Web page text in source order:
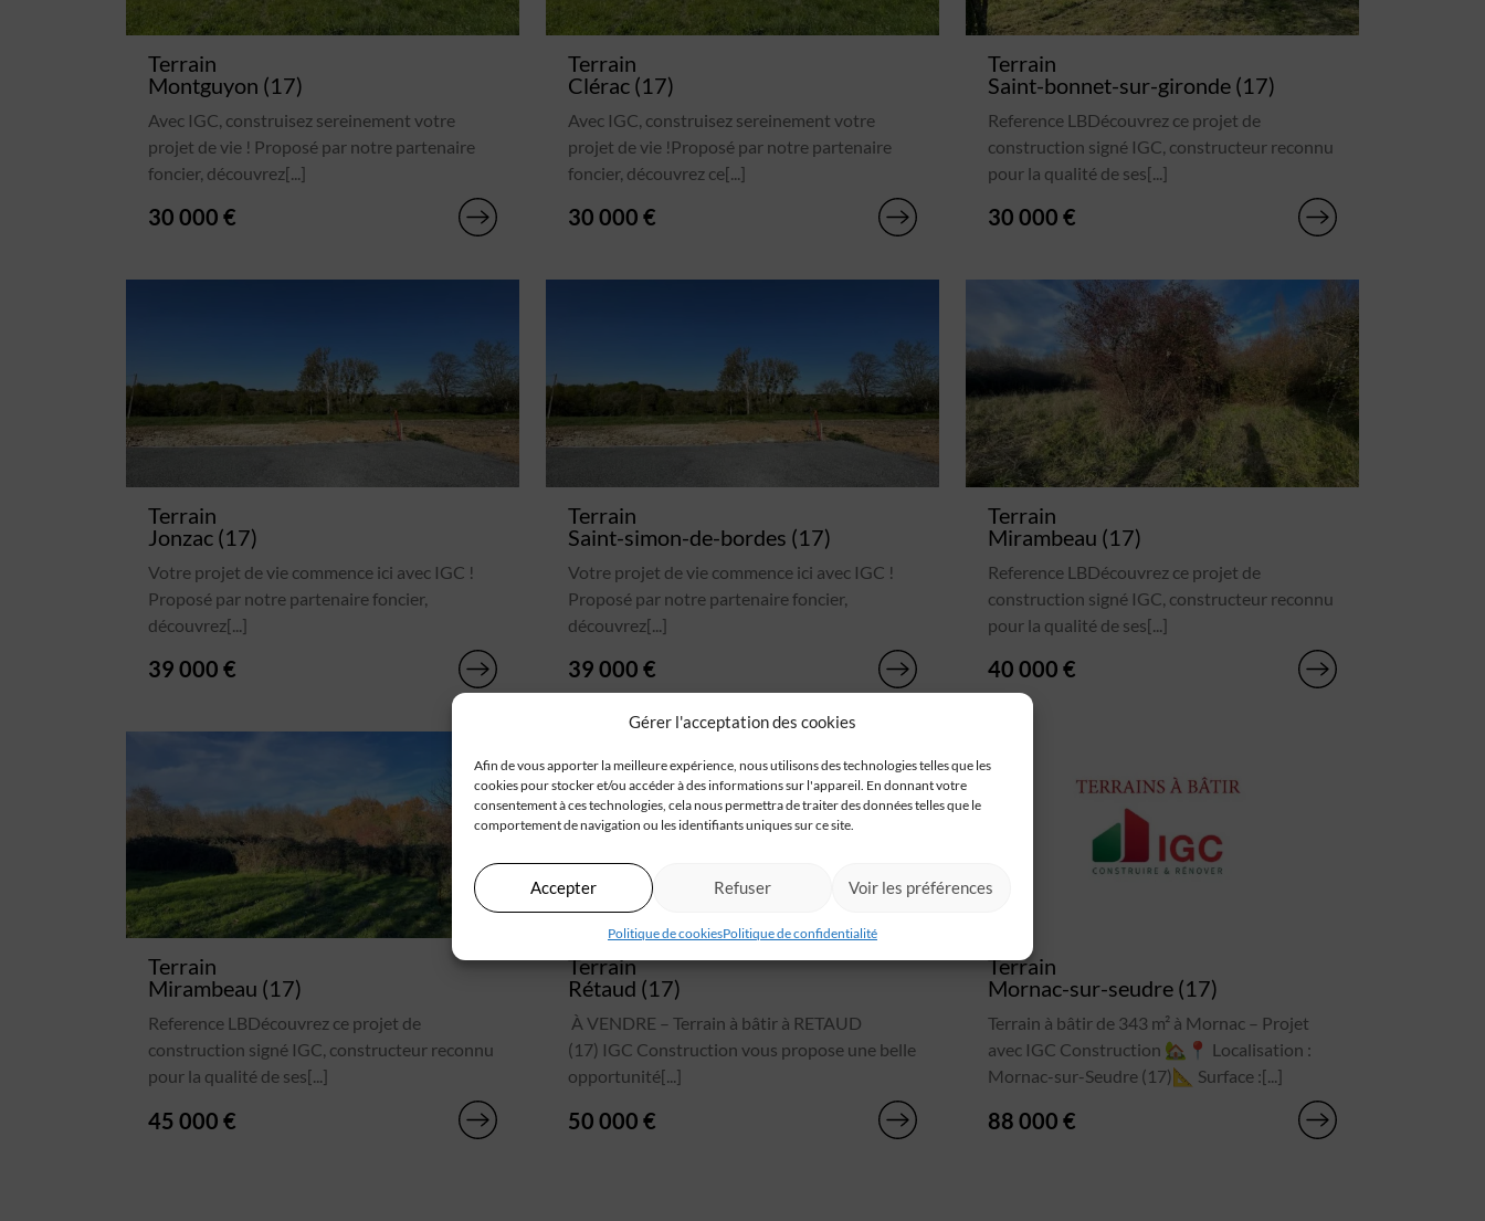
Gérer l'acceptation des cookies
Afin de vous apporter la meilleure expérience, nous utilisons des technologies telles que les
cookies pour stocker et/ou accéder à des informations sur l'appareil. En donnant votre
consentement à ces technologies, cela nous permettra de traiter des données telles que le
comportement de navigation ou les identifiants uniques sur ce site.
Accepter Refuser Voir les préférences
Politique de cookiesPolitique de confidentialité
Terrain
Montguyon (17)
Avec IGC, construisez sereinement votre
projet de vie ! Proposé par notre partenaire
foncier, découvrez[...]
30 000 €
Terrain
Clérac (17)
Avec IGC, construisez sereinement votre
projet de vie !Proposé par notre partenaire
foncier, découvrez ce[...]
30 000 €
Terrain
Saint-bonnet-sur-gironde (17)
Reference LBDécouvrez ce projet de
construction signé IGC, constructeur reconnu
pour la qualité de ses[...]
30 000 €
Terrain
Jonzac (17)
Votre projet de vie commence ici avec IGC !
Proposé par notre partenaire foncier,
découvrez[...]
39 000 €
Terrain
Saint-simon-de-bordes (17)
Votre projet de vie commence ici avec IGC !
Proposé par notre partenaire foncier,
découvrez[...]
39 000 €
Terrain
Mirambeau (17)
Reference LBDécouvrez ce projet de
construction signé IGC, constructeur reconnu
pour la qualité de ses[...]
40 000 €
Terrain
Mirambeau (17)
Reference LBDécouvrez ce projet de
construction signé IGC, constructeur reconnu
pour la qualité de ses[...]
45 000 €
Terrain
Rétaud (17)
À VENDRE – Terrain à bâtir à RETAUD
(17) IGC Construction vous propose une belle
opportunité[...]
50 000 €
Terrain
Mornac-sur-seudre (17)
Terrain à bâtir de 343 m² à Mornac – Projet
avec IGC Construction 🏡📍 Localisation :
Mornac-sur-Seudre (17)📐 Surface :[...]
88 000 €